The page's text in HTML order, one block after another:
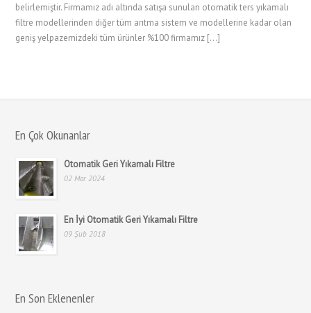
belirlemiştir. Firmamız adı altında satışa sunulan otomatik ters yıkamalı
filtre modellerinden diğer tüm arıtma sistem ve modellerine kadar olan
geniş yelpazemizdeki tüm ürünler %100 firmamız […]
En Çok Okunanlar
Otomatik Geri Yıkamalı Filtre
02 Mar 2024
En İyi Otomatik Geri Yıkamalı Filtre
09 Şub 2018
En Son Eklenenler